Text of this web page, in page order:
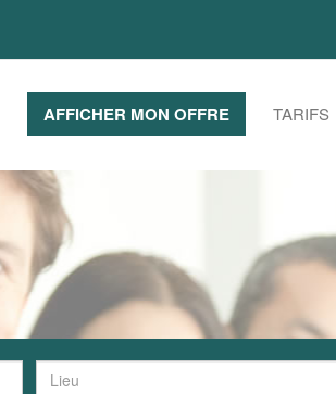
AFFICHER MON OFFRE TARIFS